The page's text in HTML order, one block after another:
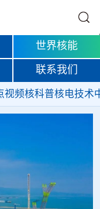
世界核能
联系我们
视频核科普核电技术